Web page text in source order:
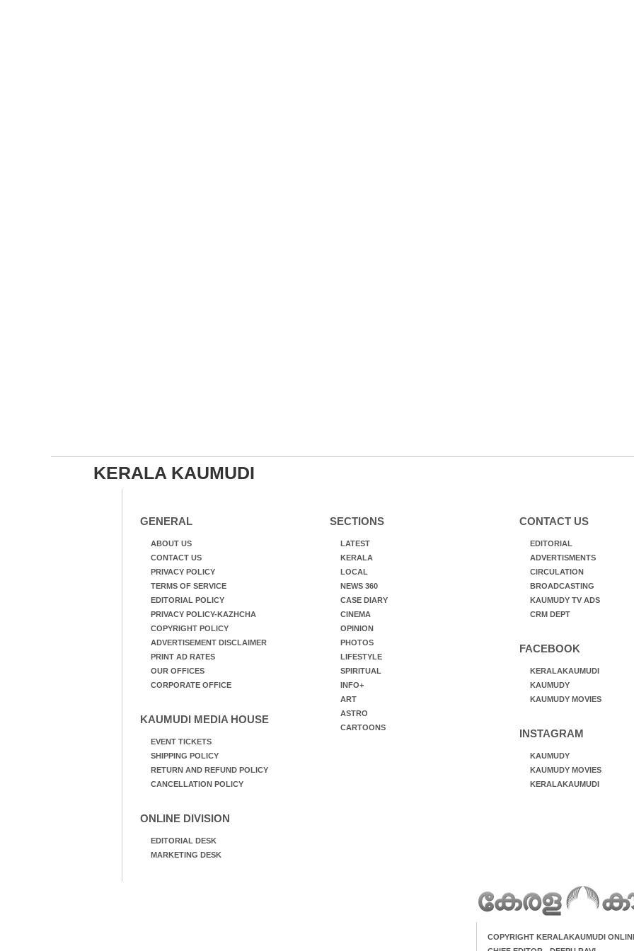
KERALA KAUMUDI
GENERAL
ABOUT US
CONTACT US
PRIVACY POLICY
TERMS OF SERVICE
EDITORIAL POLICY
PRIVACY POLICY-KAZHCHA
COPYRIGHT POLICY
ADVERTISEMENT DISCLAIMER
PRINT AD RATES
OUR OFFICES
CORPORATE OFFICE
KAUMUDI MEDIA HOUSE
EVENT TICKETS
SHIPPING POLICY
RETURN AND REFUND POLICY
CANCELLATION POLICY
ONLINE DIVISION
EDITORIAL DESK
MARKETING DESK
SECTIONS
LATEST
KERALA
LOCAL
NEWS 360
CASE DIARY
CINEMA
OPINION
PHOTOS
LIFESTYLE
SPIRITUAL
INFO+
ART
ASTRO
CARTOONS
CONTACT US
EDITORIAL
ADVERTISMENTS
CIRCULATION
BROADCASTING
KAUMUDY TV ADS
CRM DEPT
FACEBOOK
KERALAKAUMUDI
KAUMUDY
KAUMUDY MOVIES
INSTAGRAM
KAUMUDY
KAUMUDY MOVIES
KERALAKAUMUDI
COPYRIGHT KERALAKAUMUDI